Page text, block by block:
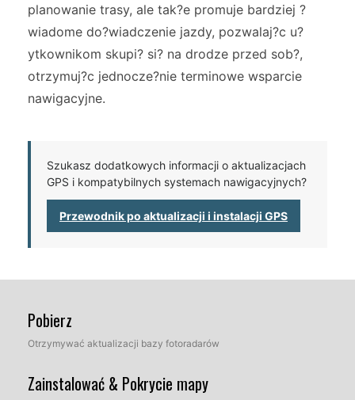
planowanie trasy, ale tak?e promuje bardziej ?
wiadome do?wiadczenie jazdy, pozwalaj?c u?
ytkownikom skupi? si? na drodze przed sob?,
otrzymuj?c jednocze?nie terminowe wsparcie
nawigacyjne.
Szukasz dodatkowych informacji o aktualizacjach
GPS i kompatybilnych systemach nawigacyjnych?
Przewodnik po aktualizacji i instalacji GPS
Pobierz
Otrzymywać aktualizacji bazy fotoradarów
Zainstalować & Pokrycie mapy